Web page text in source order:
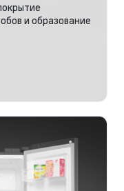
и образование